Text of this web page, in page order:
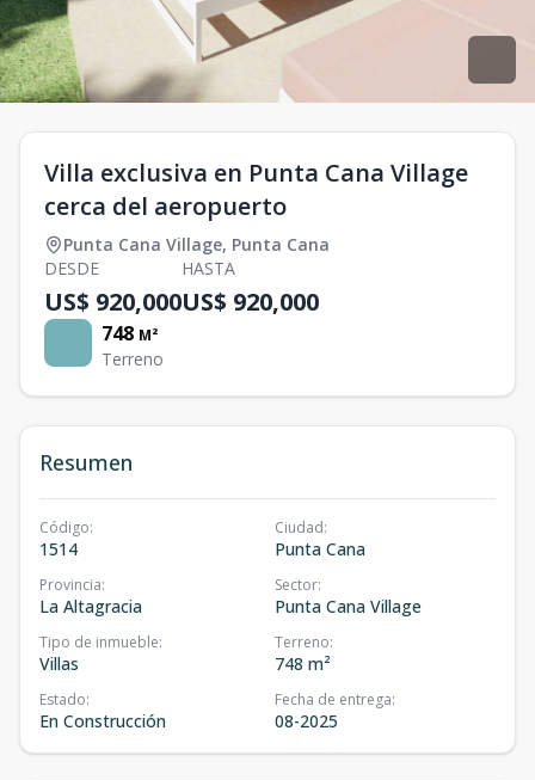
Villa exclusiva en Punta Cana Village
cerca del aeropuerto
Punta Cana Village, Punta Cana
DESDE
US$ 920,000
HASTA
US$ 920,000
748 M²
Terreno
Resumen
Código:
1514
Ciudad:
Punta Cana
Provincia:
La Altagracia
Sector:
Punta Cana Village
Tipo de inmueble:
Villas
Terreno:
748 m²
Estado:
En Construcción
Fecha de entrega:
08-2025